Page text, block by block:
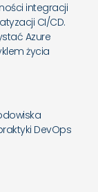
integracji
CI/CD.
Azure
życia
DevOps